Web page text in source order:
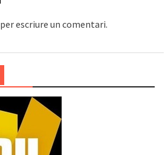
per escriure un comentari.